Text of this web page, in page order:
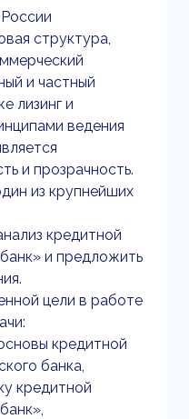
структура,
и частный
лизинг и
ведения
и прозрачность.
из крупнейших
кредитной
и предложить
цели в работе
кредитной
банка,
кредитной